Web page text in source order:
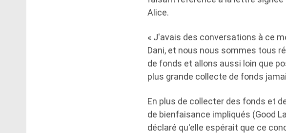
Alice.
« J'avais des conversations à ce
Dani, et nous nous sommes tous
de fonds et allons aussi loin que
plus grande collecte de fonds
En plus de collecter des fonds et
de bienfaisance impliqués (Good
déclaré qu'elle espérait que ce